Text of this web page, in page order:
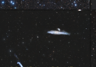
NGC-4656 – NGC 4631